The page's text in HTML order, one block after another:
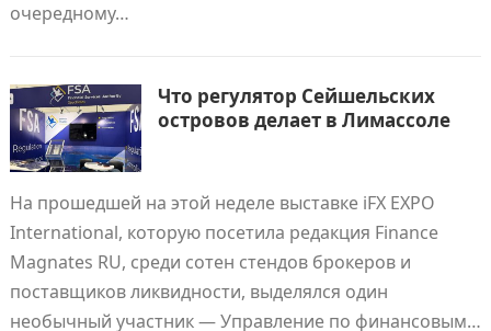
очередному…
Что регулятор Сейшельских
островов делает в Лимассоле
На прошедшей на этой неделе выставке iFX EXPO
International, которую посетила редакция Finance
Magnates RU, среди сотен стендов брокеров и
поставщиков ликвидности, выделялся один
необычный участник — Управление по финансовым…